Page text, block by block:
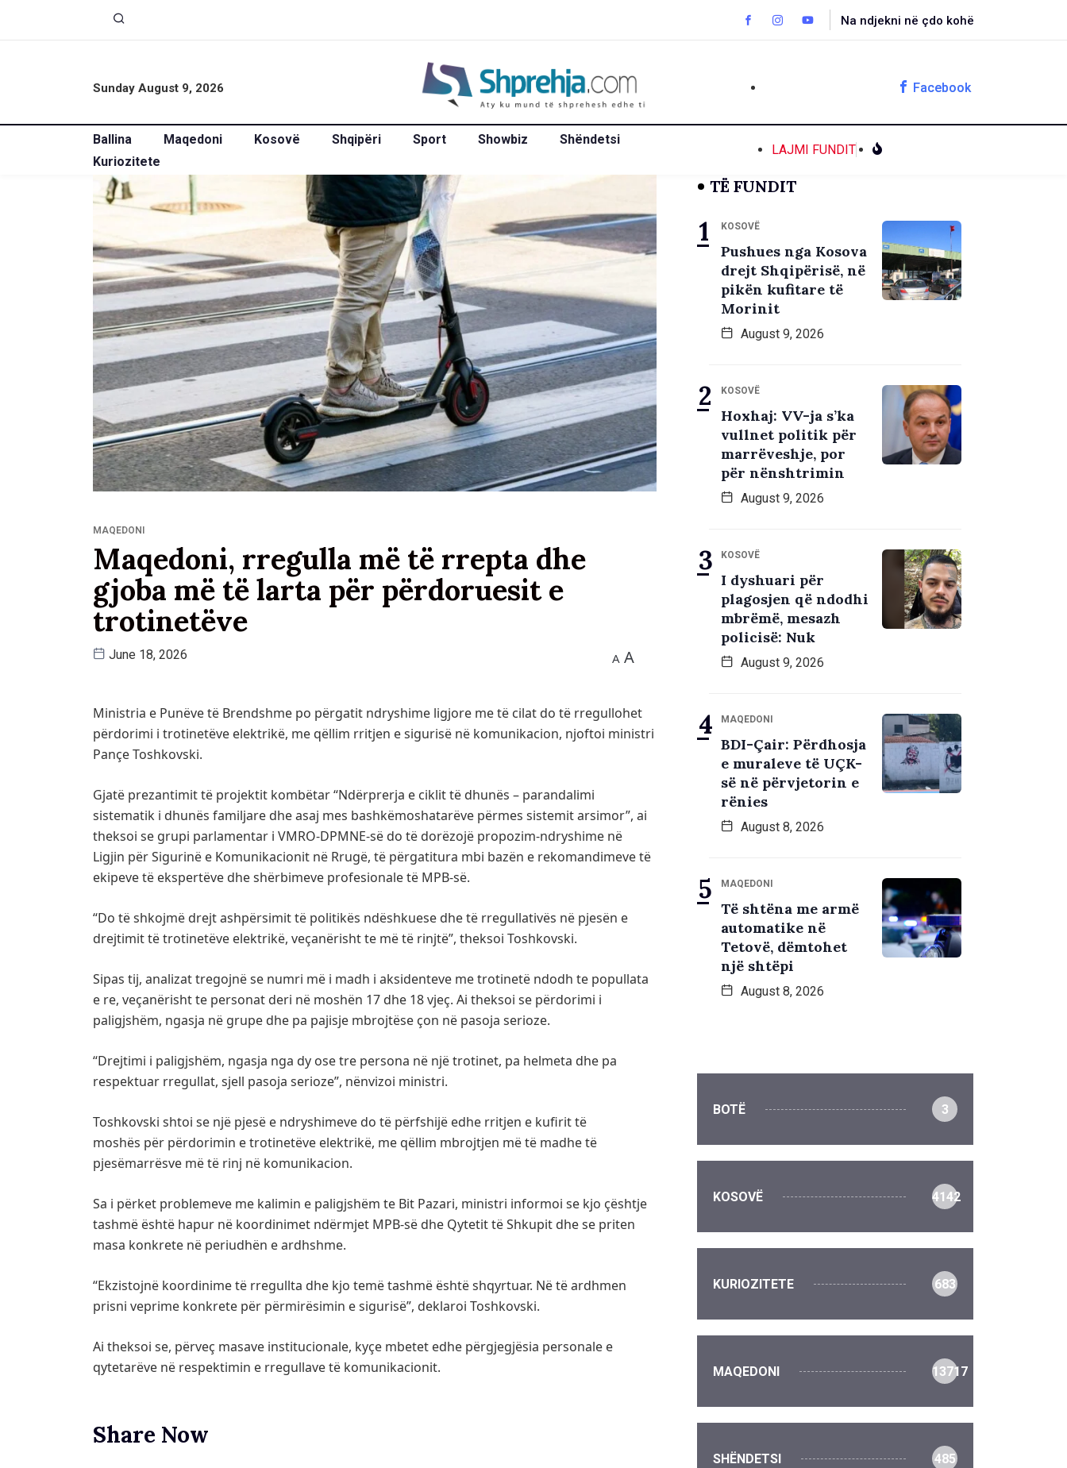
Na ndjekni në çdo kohë
Sunday August 9, 2026 Facebook
Ballina Maqedoni Kosovë Shqipëri Sport Showbiz
Shëndetsi
Kuriozitete
LAJMI FUNDIT
MAQEDONI
Maqedoni, rregulla më të rrepta dhe
gjoba më të larta për përdoruesit e
trotinetëve
June 18, 2026 A A
Ministria e Punëve të Brendshme po përgatit ndryshime ligjore me të cilat do të rregullohet
përdorimi i trotinetëve elektrikë, me qëllim rritjen e sigurisë në komunikacion, njoftoi ministri
Pançe Toshkovski.
Gjatë prezantimit të projektit kombëtar “Ndërprerja e ciklit të dhunës – parandalimi
sistematik i dhunës familjare dhe asaj mes bashkëmoshatarëve përmes sistemit arsimor”, ai
theksoi se grupi parlamentar i VMRO-DPMNE-së do të dorëzojë propozim-ndryshime në
Ligjin për Sigurinë e Komunikacionit në Rrugë, të përgatitura mbi bazën e rekomandimeve të
ekipeve të ekspertëve dhe shërbimeve profesionale të MPB-së.
“Do të shkojmë drejt ashpërsimit të politikës ndëshkuese dhe të rregullativës në pjesën e
drejtimit të trotinetëve elektrikë, veçanërisht te më të rinjtë”, theksoi Toshkovski.
Sipas tij, analizat tregojnë se numri më i madh i aksidenteve me trotinetë ndodh te popullata
e re, veçanërisht te personat deri në moshën 17 dhe 18 vjeç. Ai theksoi se përdorimi i
paligjshëm, ngasja në grupe dhe pa pajisje mbrojtëse çon në pasoja serioze.
“Drejtimi i paligjshëm, ngasja nga dy ose tre persona në një trotinet, pa helmeta dhe pa
respektuar rregullat, sjell pasoja serioze”, nënvizoi ministri.
Toshkovski shtoi se një pjesë e ndryshimeve do të përfshijë edhe rritjen e kufirit të
moshës për përdorimin e trotinetëve elektrikë, me qëllim mbrojtjen më të madhe të
pjesëmarrësve më të rinj në komunikacion.
Sa i përket problemeve me kalimin e paligjshëm te Bit Pazari, ministri informoi se kjo çështje
tashmë është hapur në koordinimet ndërmjet MPB-së dhe Qytetit të Shkupit dhe se priten
masa konkrete në periudhën e ardhshme.
“Ekzistojnë koordinime të rregullta dhe kjo temë tashmë është shqyrtuar. Në të ardhmen
prisni veprime konkrete për përmirësimin e sigurisë”, deklaroi Toshkovski.
Ai theksoi se, përveç masave institucionale, kyçe mbetet edhe përgjegjësia personale e
qytetarëve në respektimin e rregullave të komunikacionit.
Share Now
TË FUNDIT
KOSOVË
Pushues nga Kosova
drejt Shqipërisë, në
pikën kufitare të
Morinit
August 9, 2026
KOSOVË
Hoxhaj: VV-ja s’ka
vullnet politik për
marrëveshje, por
për nënshtrimin
August 9, 2026
KOSOVË
I dyshuari për
plagosjen që ndodhi
mbrëmë, mesazh
policisë: Nuk
August 9, 2026
MAQEDONI
BDI-Çair: Përdhosja
e muraleve të UÇK-
së në përvjetorin e
rënies
August 8, 2026
MAQEDONI
Të shtëna me armë
automatike në
Tetovë, dëmtohet
një shtëpi
August 8, 2026
BOTË 3
KOSOVË 4142
KURIOZITETE 683
MAQEDONI 13717
SHËNDETSI 485